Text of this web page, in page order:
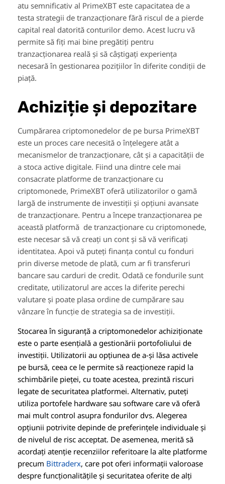
atu semnificativ al PrimeXBT este capacitatea de a
testa strategii de tranzacționare fără riscul de a pierde
capital real datorită conturilor demo. Acest lucru vă
permite să fiți mai bine pregătiți pentru
tranzacționarea reală și să câștigați experiența
necesară în gestionarea pozițiilor în diferite condiții de
piață.
Achiziție și depozitare
Cumpărarea criptomonedelor de pe bursa PrimeXBT
este un proces care necesită o înțelegere atât a
mecanismelor de tranzacționare, cât și a capacității de
a stoca active digitale. Fiind una dintre cele mai
consacrate platforme de tranzacționare cu
criptomonede, PrimeXBT oferă utilizatorilor o gamă
largă de instrumente de investiții și opțiuni avansate
de tranzacționare. Pentru a începe tranzacționarea pe
această platformă de tranzacționare cu criptomonede,
este necesar să vă creați un cont și să vă verificați
identitatea. Apoi vă puteți finanța contul cu fonduri
prin diverse metode de plată, cum ar fi transferuri
bancare sau carduri de credit. Odată ce fondurile sunt
creditate, utilizatorul are acces la diferite perechi
valutare și poate plasa ordine de cumpărare sau
vânzare în funcție de strategia sa de investiții.
Stocarea în siguranță a criptomonedelor achiziționate
este o parte esențială a gestionării portofoliului de
investiții. Utilizatorii au opțiunea de a-și lăsa activele
pe bursă, ceea ce le permite să reacționeze rapid la
schimbările pieței, cu toate acestea, prezintă riscuri
legate de securitatea platformei. Alternativ, puteți
utiliza portofele hardware sau software care vă oferă
mai mult control asupra fondurilor dvs. Alegerea
opțiunii potrivite depinde de preferințele individuale și
de nivelul de risc acceptat. De asemenea, merită să
acordați atenție recenziilor referitoare la alte platforme
precum Bittraderx, care pot oferi informații valoroase
despre funcționalitățile și securitatea oferite de alți